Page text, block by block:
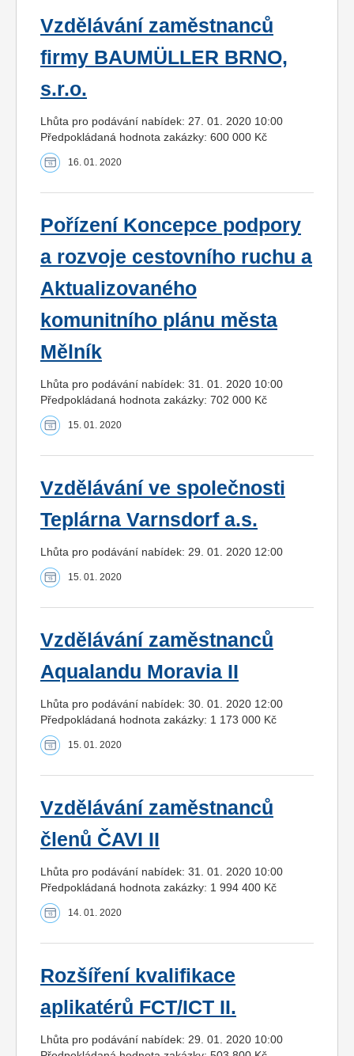
Vzdělávání zaměstnanců
firmy BAUMÜLLER BRNO,
s.r.o.
Lhůta pro podávání nabídek: 27. 01. 2020 10:00
Předpokládaná hodnota zakázky: 600 000 Kč
16. 01. 2020
Pořízení Koncepce podpory
a rozvoje cestovního ruchu a
Aktualizovaného
komunitního plánu města
Mělník
Lhůta pro podávání nabídek: 31. 01. 2020 10:00
Předpokládaná hodnota zakázky: 702 000 Kč
15. 01. 2020
Vzdělávání ve společnosti
Teplárna Varnsdorf a.s.
Lhůta pro podávání nabídek: 29. 01. 2020 12:00
15. 01. 2020
Vzdělávání zaměstnanců
Aqualandu Moravia II
Lhůta pro podávání nabídek: 30. 01. 2020 12:00
Předpokládaná hodnota zakázky: 1 173 000 Kč
15. 01. 2020
Vzdělávání zaměstnanců
členů ČAVI II
Lhůta pro podávání nabídek: 31. 01. 2020 10:00
Předpokládaná hodnota zakázky: 1 994 400 Kč
14. 01. 2020
Rozšíření kvalifikace
aplikatérů FCT/ICT II.
Lhůta pro podávání nabídek: 29. 01. 2020 10:00